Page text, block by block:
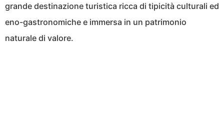
grande destinazione turistica ricca di tipicità culturali ed
eno-gastronomiche e immersa in un patrimonio
naturale di valore.